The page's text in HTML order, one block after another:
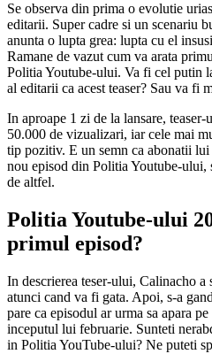
Se observa din prima o evolutie
editarii. Super cadre si un scenariu
anunta o lupta grea: lupta cu el
Ramane de vazut cum va arata
Politia Youtube-ului. Va fi cel putin
al editarii ca acest teaser? Sau va fi
In aproape 1 zi de la lansare, teaser-
50.000 de vizualizari, iar cele mai
tip pozitiv. E un semn ca abonatii lui
nou episod din Politia Youtube-ului,
de altfel.
Politia Youtube-ului
primul episod?
In descrierea teser-ului, Calinacho a
atunci cand va fi gata. Apoi, s-a
pare ca episodul ar urma sa apara
inceputul lui februarie. Sunteti
in Politia YouTube-ului? Ne puteti